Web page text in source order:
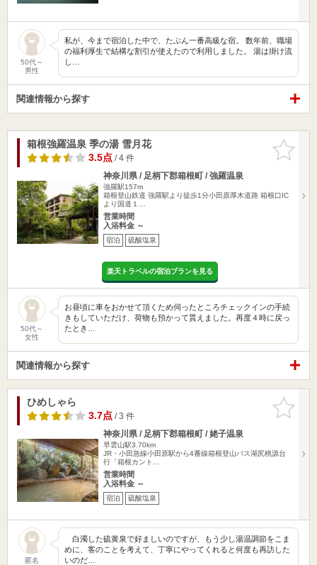
50代～
男性
私が、今まで宿泊した中で、たぶん一番高級な宿。 数年前、職場
の福利厚生で結構な割引が使えたので利用しました。 湯は掛け流
し…
関連情報から探す
お気に入
りに追加
箱根強羅温泉 季の湯 雪月花
3.5点/ 4 件
神奈川県 / 足柄下郡箱根町 / 強羅温泉
強羅駅157m
箱根登山鉄道 強羅駅より徒歩1分小田原厚木道路 箱根口IC
より国道１…
営業時間
入浴料金 ～
宿泊 硫酸塩泉
楽天トラベルの宿泊プランを見る
50代～
女性
お昼頃に車をおかせて頂くため伺ったところチェックインの手続
きもしていただけ、荷物も預かって貰えました。再度４時に戻っ
たとき…
関連情報から探す
お気に入
りに追加
ひめしゃら
3.7点/ 3 件
神奈川県 / 足柄下郡箱根町 / 姥子温泉
早雲山駅3.70km
JR・小田急線小田原駅から4番線箱根登山バス湖尻桃源台
行「箱根カント…
営業時間
入浴料金 ～
宿泊 硫酸塩泉
匿名
白濁した硫黄泉で好ましいのですが、もう少し湯温調節をこま
めに、客のことを考えて、丁寧にやってくれると何度も再訪した
いのだ…